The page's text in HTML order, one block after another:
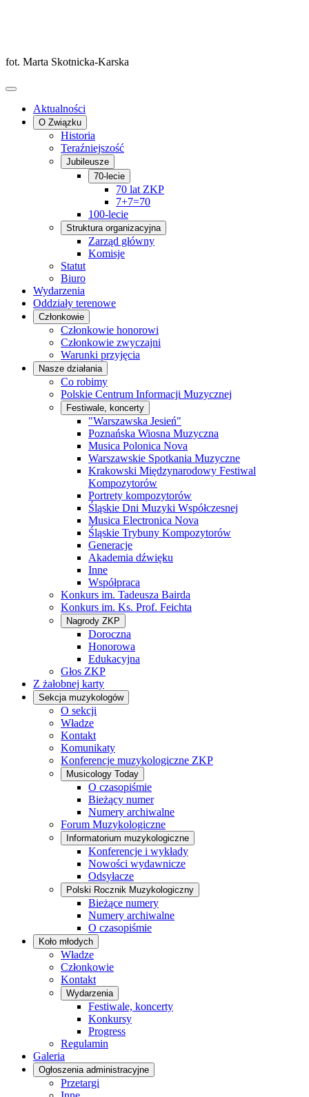
fot. Marta Skotnicka-Karska
Aktualności
O Związku
Historia
Teraźniejszość
Jubileusze
70-lecie
70 lat ZKP
7+7=70
100-lecie
Struktura organizacyjna
Zarząd główny
Komisje
Statut
Biuro
Wydarzenia
Oddziały terenowe
Członkowie
Członkowie honorowi
Członkowie zwyczajni
Warunki przyjęcia
Nasze działania
Co robimy
Polskie Centrum Informacji Muzycznej
Festiwale, koncerty
"Warszawska Jesień"
Poznańska Wiosna Muzyczna
Musica Polonica Nova
Warszawskie Spotkania Muzyczne
Krakowski Międzynarodowy Festiwal
Kompozytorów
Portrety kompozytorów
Śląskie Dni Muzyki Współczesnej
Musica Electronica Nova
Śląskie Trybuny Kompozytorów
Generacje
Akademia dźwięku
Inne
Współpraca
Konkurs im. Tadeusza Bairda
Konkurs im. Ks. Prof. Feichta
Nagrody ZKP
Doroczna
Honorowa
Edukacyjna
Głos ZKP
Z żałobnej karty
Sekcja muzykologów
O sekcji
Władze
Kontakt
Komunikaty
Konferencje muzykologiczne ZKP
Musicology Today
O czasopiśmie
Bieżący numer
Numery archiwalne
Forum Muzykologiczne
Informatorium muzykologiczne
Konferencje i wykłady
Nowości wydawnicze
Odsyłacze
Polski Rocznik Muzykologiczny
Bieżące numery
Numery archiwalne
O czasopiśmie
Koło młodych
Władze
Członkowie
Kontakt
Wydarzenia
Festiwale, koncerty
Konkursy
Progress
Regulamin
Galeria
Ogłoszenia administracyjne
Przetargi